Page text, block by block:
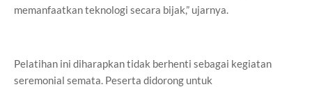
memanfaatkan teknologi secara bijak,” ujarnya.
Pelatihan ini diharapkan tidak berhenti sebagai kegiatan
seremonial semata. Peserta didorong untuk